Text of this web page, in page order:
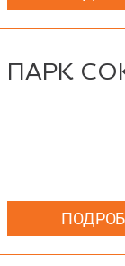
ПАРК